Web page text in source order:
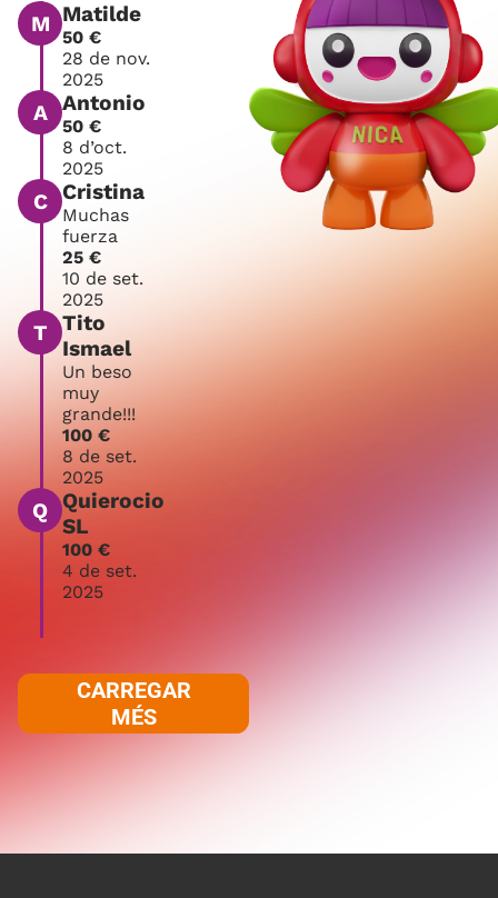
M Matilde
50 €
28 de nov.
2025
A Antonio
50 €
8 d’oct.
2025
C Cristina
Muchas
fuerza
25 €
10 de set.
2025
T
Tito
Ismael
Un beso
muy
grande!!!
100 €
8 de set.
2025
Q
Quierocio
SL
100 €
4 de set.
2025
CARREGAR
MÉS